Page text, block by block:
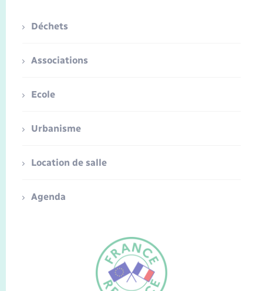
Déchets
Associations
Ecole
Urbanisme
Location de salle
Agenda